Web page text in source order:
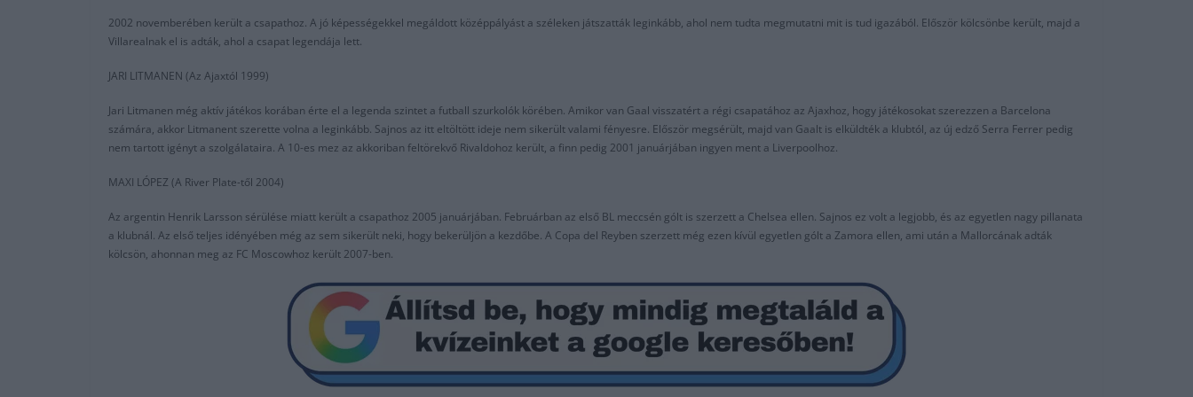
2002 novemberében került a csapathoz. A jó képességekkel megáldott középpályást a széleken játszatták leginkább, ahol nem tudta megmutatni mit is tud igazából. Először kölcsönbe került, majd a
Villarealnak el is adták, ahol a csapat legendája lett.
JARI LITMANEN (Az Ajaxtól 1999)
Jari Litmanen még aktív játékos korában érte el a legenda szintet a futball szurkolók körében. Amikor van Gaal visszatért a régi csapatához az Ajaxhoz, hogy játékosokat szerezzen a Barcelona
számára, akkor Litmanent szerette volna a leginkább. Sajnos az itt eltöltött ideje nem sikerült valami fényesre. Először megsérült, majd van Gaalt is elküldték a klubtól, az új edző Serra Ferrer pedig
nem tartott igényt a szolgálataira. A 10-es mez az akkoriban feltörekvő Rivaldohoz került, a finn pedig 2001 januárjában ingyen ment a Liverpoolhoz.
MAXI LÓPEZ (A River Plate-től 2004)
Az argentin Henrik Larsson sérülése miatt került a csapathoz 2005 januárjában. Februárban az első BL meccsén gólt is szerzett a Chelsea ellen. Sajnos ez volt a legjobb, és az egyetlen nagy pillanata
a klubnál. Az első teljes idényében még az sem sikerült neki, hogy bekerüljön a kezdőbe. A Copa del Reyben szerzett még ezen kívül egyetlen gólt a Zamora ellen, ami után a Mallorcának adták
kölcsön, ahonnan meg az FC Moscowhoz került 2007-ben.